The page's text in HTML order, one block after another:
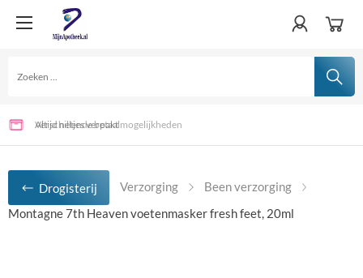
Verschillende betaalmogelijkheden
Voor 15:00 uur besteld, vandaag verwerkt
Altijd netjes verpakt
Drogisterij Verzorging
Been verzorging
Montagne 7th Heaven voetenmasker fresh feet, 20ml